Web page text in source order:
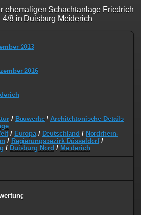
ehemaligen Schachtanlage Friedrich
4/8 in Duisburg Meiderich
2013
2016
/ Bauwerke / Architektonische Details
/ Europa / Deutschland / Nordrhein-
/ Regierungsbezirk Düsseldorf/
/ Duisburg Nord / Meiderich